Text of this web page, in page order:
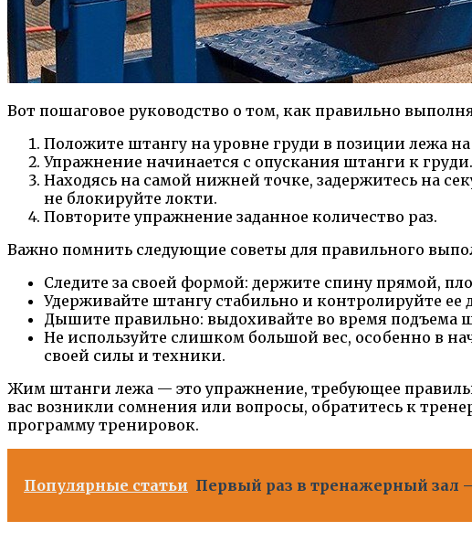
Вот пошаговое руководство о том, как правильно
Положите штангу на уровне груди в позиции лежа
Упражнение начинается с опускания штанги к
Находясь на самой нижней точке, задержитесь на
не блокируйте локти.
Повторите упражнение заданное количество раз.
Важно помнить следующие советы для правильного
Следите за своей формой: держите спину прямой,
Удерживайте штангу стабильно и контролируйте
Дышите правильно: выдохивайте во время подъема
Не используйте слишком большой вес, особенно в
своей силы и техники.
Жим штанги лежа — это упражнение, требующее
вас возникли сомнения или вопросы, обратитесь к
программу тренировок.
Популярные статьи Первый раз в тренажерный зал